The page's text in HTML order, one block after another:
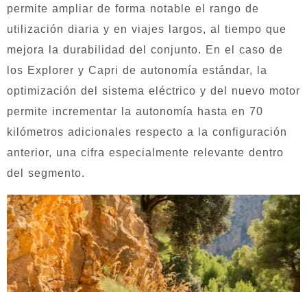
permite ampliar de forma notable el rango de
utilización diaria y en viajes largos, al tiempo que
mejora la durabilidad del conjunto. En el caso de
los Explorer y Capri de autonomía estándar, la
optimización del sistema eléctrico y del nuevo motor
permite incrementar la autonomía hasta en 70
kilómetros adicionales respecto a la configuración
anterior, una cifra especialmente relevante dentro
del segmento.